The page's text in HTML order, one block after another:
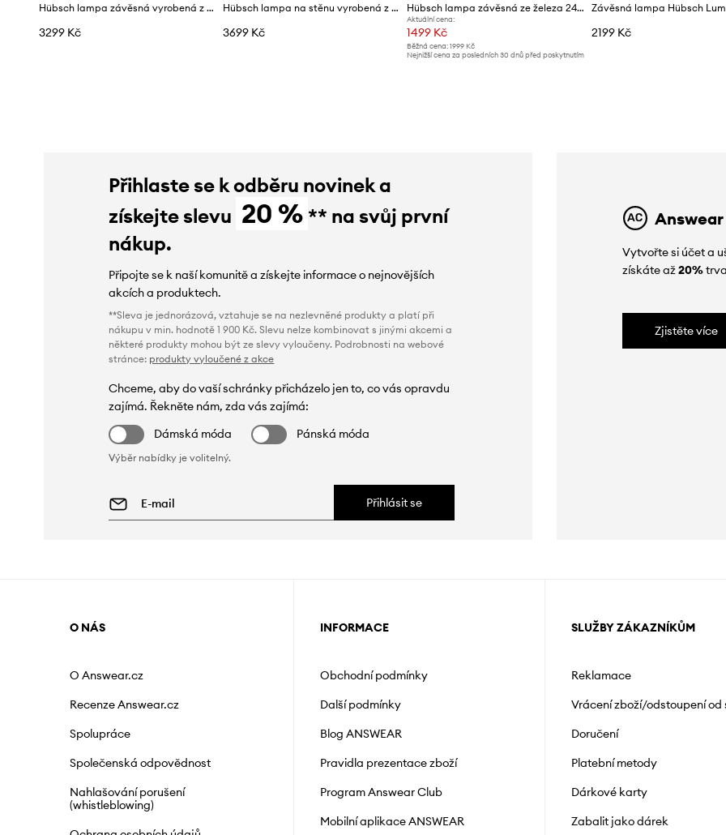
Hübsch lampa závěsná vyrobená z ratanu 40 x 42 cm
3299 Kč
Hübsch lampa na stěnu vyrobená z ratanu 45 x 27 cm
3699 Kč
Hübsch lampa závěsná ze železa 24 x 24 cm
Aktuální cena:
1499 Kč
Běžná cena: 1999 Kč
Nejnižší cena za posledních 30 dnů před poskytnutím
2199 Kč
Přihlaste se k odběru novinek a
získejte slevu 20 % ** na svůj první
nákup.
Připojte se k naší komunitě a získejte informace o nejnovějších
akcích a produktech.
**Sleva je jednorázová, vztahuje se na nezlevněné produkty a platí při
nákupu v min. hodnotě 1 900 Kč. Slevu nelze kombinovat s jinými akcemi a
některé produkty mohou být ze slevy vyloučeny. Podrobnosti na webové
stránce: produkty vyloučené z akce
Chceme, aby do vaší schránky přicházelo jen to, co vás opravdu
zajímá. Řekněte nám, zda vás zajímá:
Dámská móda
Pánská móda
Výběr nabídky je volitelný.
Přihlásit se
Vytvořte si účet a
získáte až20%
Zjistěte více
O NÁS
O Answear.cz
Recenze Answear.cz
Spolupráce
Společenská odpovědnost
Nahlašování porušení
(whistleblowing)
INFORMACE
Obchodní podmínky
Další podmínky
Blog ANSWEAR
Pravidla prezentace zboží
Program Answear Club
Mobilní aplikace ANSWEAR
SLUŽBY ZÁKAZNÍKŮM
Reklamace
Vrácení zboží/odstoupení od
Doručení
Platební metody
Dárkové karty
Zabalit jako dárek